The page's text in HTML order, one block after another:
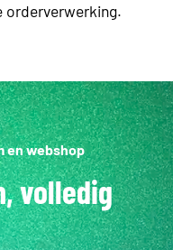
orderverwerking.
en webshop
volledig